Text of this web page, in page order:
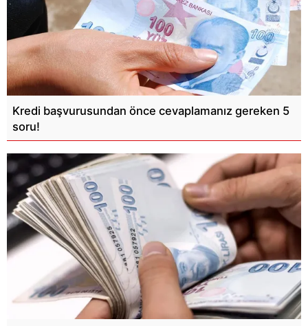
Kredi başvurusundan önce cevaplamanız gereken 5
soru!